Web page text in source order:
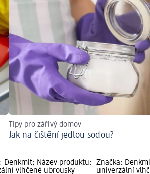
Tipy pro zářivý domov
Jak na čištění jedlou sodou?
Denkmit; Název produktu:
vlhčené ubrousky
Značka:
univerzální